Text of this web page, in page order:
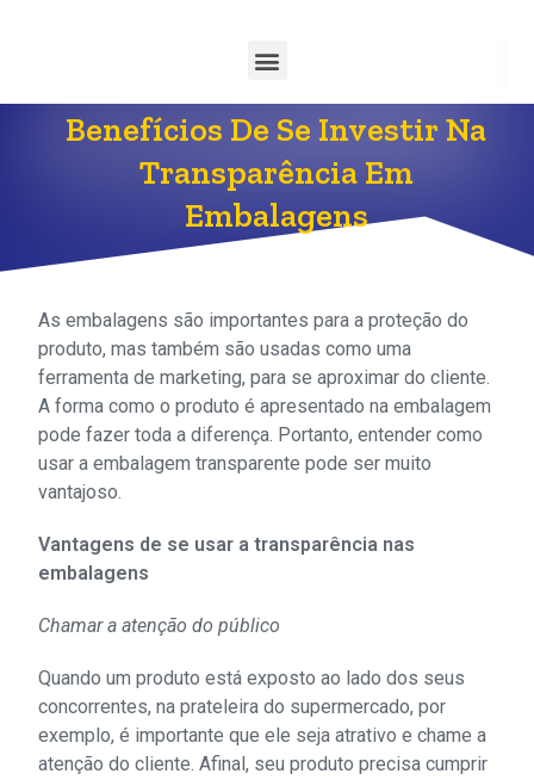
Benefícios De Se Investir Na
Transparência Em
Embalagens
As embalagens são importantes para a proteção do
produto, mas também são usadas como uma
ferramenta de marketing, para se aproximar do cliente.
A forma como o produto é apresentado na embalagem
pode fazer toda a diferença. Portanto, entender como
usar a embalagem transparente pode ser muito
vantajoso.
Vantagens de se usar a transparência nas
embalagens
Chamar a atenção do público
Quando um produto está exposto ao lado dos seus
concorrentes, na prateleira do supermercado, por
exemplo, é importante que ele seja atrativo e chame a
atenção do cliente. Afinal, seu produto precisa cumprir